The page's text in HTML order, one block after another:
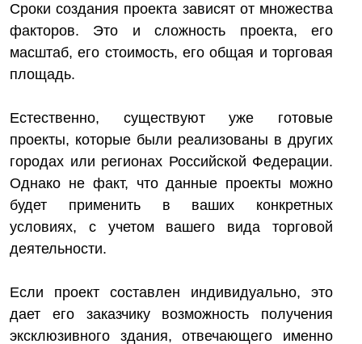
Сроки создания проекта зависят от множества
факторов. Это и сложность проекта, его
масштаб, его стоимость, его общая и торговая
площадь.
Естественно, существуют уже готовые
проекты, которые были реализованы в других
городах или регионах Российской Федерации.
Однако не факт, что данные проекты можно
будет применить в ваших конкретных
условиях, с учетом вашего вида торговой
деятельности.
Если проект составлен индивидуально, это
дает его заказчику возможность получения
эксклюзивного здания, отвечающего именно